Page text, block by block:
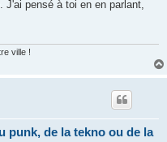
J'ai pensé à toi en en parlant,
ville !
punk, de la tekno ou de la